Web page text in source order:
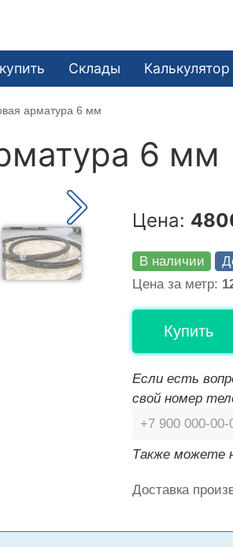
Склады Калькулятор
арматура 6 мм
6 мм
Цена:
В наличии
Цена за метр:
Купить
Если есть
свой номер
Также можете
Доставка